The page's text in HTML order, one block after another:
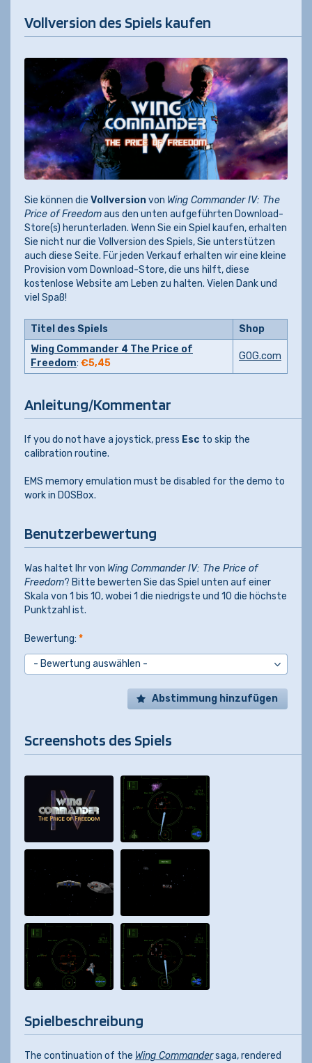
Vollversion des Spiels kaufen
Sie können die Vollversionvon Wing Commander IV: The
Price of Freedomaus den unten aufgeführten Download-
Store(s) herunterladen. Wenn Sie ein Spiel kaufen, erhalten
Sie nicht nur die Vollversion des Spiels, Sie unterstützen
auch diese Seite. Für jeden Verkauf erhalten wir eine kleine
Provision vom Download-Store, die uns hilft, diese
kostenlose Website am Leben zu halten. Vielen Dank und
viel Spaß!
Titel des Spiels
Shop
Wing Commander 4 The Price of
Freedom: €5,45
GOG.com
Anleitung/Kommentar
If you do not have a joystick, press Esc to skip the
calibration routine.
EMS memory emulation must be disabled for the demo to
work in DOSBox.
Benutzerbewertung
Was haltet Ihr von Wing Commander IV: The Price of
Freedom? Bitte bewerten Sie das Spiel unten auf einer
Skala von 1 bis 10, wobei 1 die niedrigste und 10 die höchste
Punktzahl ist.
Bewertung: *
Abstimmung hinzufügen
Screenshots des Spiels
Spielbeschreibung
The continuation of the Wing Commandersaga, rendered